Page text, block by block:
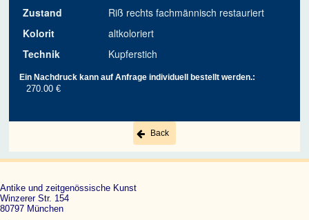
Zustand
Riß rechts fachmännisch restauriert
Kolorit
altkoloriert
Technik
Kupferstich
Ein Nachdruck kann auf Anfrage individuell bestellt werden.:
270.00 €
Back
Antike und zeitgenössische Kunst
Winzerer Str. 154
80797 München